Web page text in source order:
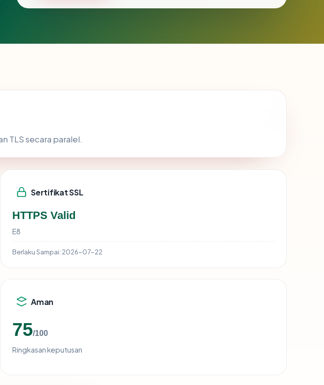
TLS secara paralel.
Sertifikat SSL
HTTPS Valid
E8
Berlaku Sampai: 2026-07-22
Aman
75/100
Ringkasan keputusan